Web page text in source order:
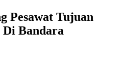
Pesawat Tujuan
Bandara